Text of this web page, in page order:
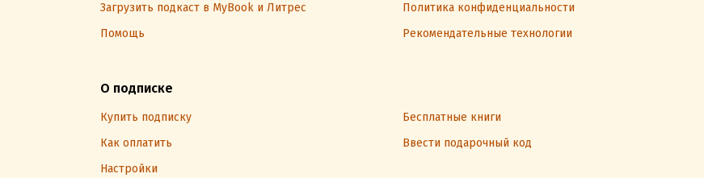
Загрузить подкаст в MyBook и Литрес
Политика конфиденциальности
Помощь
Рекомендательные технологии
О подписке
Купить подписку Бесплатные книги
Как оплатить
Ввести подарочный код
Настройки